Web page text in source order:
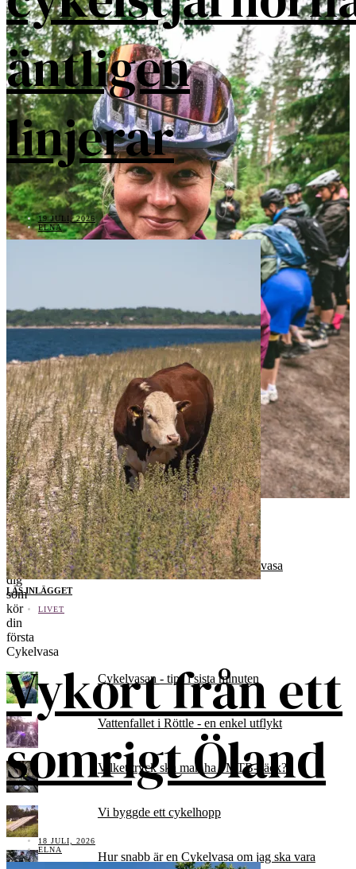
äntligen
linjerar
19 JULI, 2026
ELNA
LÄS INLÄGGET
LIVET
Vykort från ett
somrigt Öland
18 JULI, 2026
ELNA
Populära inlägg och sidor
Till dig som kör din första Cykelvasa
Cykelvasan - tips i sista minuten
Vattenfallet i Röttle - en enkel utflykt
Vilket tryck ska man ha i MTB-däck?
Vi byggde ett cykelhopp
Hur snabb är en Cykelvasa om jag ska vara